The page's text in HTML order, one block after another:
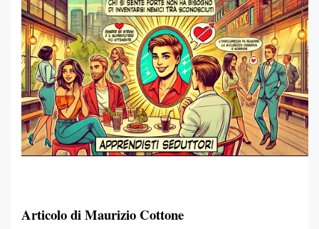
Articolo di Maurizio Cottone